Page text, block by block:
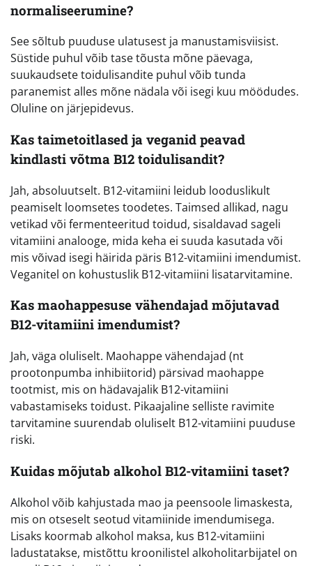
normaliseerumine?
See sõltub puuduse ulatusest ja manustamisviisist.
Süstide puhul võib tase tõusta mõne päevaga,
suukaudsete toidulisandite puhul võib tunda
paranemist alles mõne nädala või isegi kuu möödudes.
Oluline on järjepidevus.
Kas taimetoitlased ja veganid peavad
kindlasti võtma B12 toidulisandit?
Jah, absoluutselt. B12-vitamiini leidub looduslikult
peamiselt loomsetes toodetes. Taimsed allikad, nagu
vetikad või fermenteeritud toidud, sisaldavad sageli
vitamiini analooge, mida keha ei suuda kasutada või
mis võivad isegi häirida päris B12-vitamiini imendumist.
Veganitel on kohustuslik B12-vitamiini lisatarvitamine.
Kas maohappesuse vähendajad mõjutavad
B12-vitamiini imendumist?
Jah, väga oluliselt. Maohappe vähendajad (nt
prootonpumba inhibiitorid) pärsivad maohappe
tootmist, mis on hädavajalik B12-vitamiini
vabastamiseks toidust. Pikaajaline selliste ravimite
tarvitamine suurendab oluliselt B12-vitamiini puuduse
riski.
Kuidas mõjutab alkohol B12-vitamiini taset?
Alkohol võib kahjustada mao ja peensoole limaskesta,
mis on otseselt seotud vitamiinide imendumisega.
Lisaks koormab alkohol maksa, kus B12-vitamiini
ladustatakse, mistõttu kroonilistel alkoholitarbijatel on